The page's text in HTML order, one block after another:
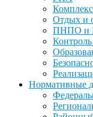
Отдых и
ПНПО
Нормативные